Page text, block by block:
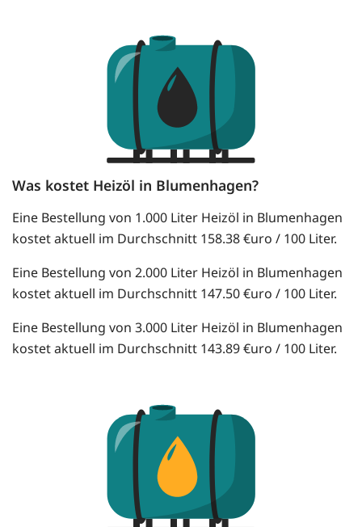
Was kostet Heizöl in Blumenhagen?
Eine Bestellung von 1.000 Liter Heizöl in Blumenhagen
kostet aktuell im Durchschnitt 158.38 €uro / 100 Liter.
Eine Bestellung von 2.000 Liter Heizöl in Blumenhagen
kostet aktuell im Durchschnitt 147.50 €uro / 100 Liter.
Eine Bestellung von 3.000 Liter Heizöl in Blumenhagen
kostet aktuell im Durchschnitt 143.89 €uro / 100 Liter.